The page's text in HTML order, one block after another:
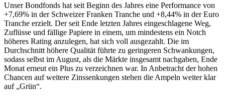
Unser Bondfonds hat seit Beginn des Jahres eine Performance von
+7,69% in der Schweizer Franken Tranche und +8,44% in der Euro
Tranche erzielt. Der seit Ende letzten Jahres eingeschlagene Weg,
Zuflüsse und fällige Papiere in einem, um mindestens ein Notch
höheres Rating anzulegen, hat sich voll ausgezahlt. Die im
Durchschnitt höhere Qualität führte zu geringeren Schwankungen,
sodass selbst im August, als die Märkte insgesamt nachgaben, Ende
Monat erneut ein Plus zu verzeichnen war. In Anbetracht der hohen
Chancen auf weitere Zinssenkungen stehen die Ampeln weiter klar
auf „Grün“.